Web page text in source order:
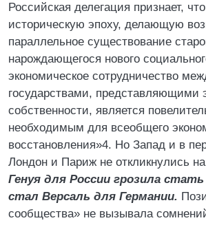
Российская делегация признает,
историческую эпоху, делающую
параллельное существование
нарождающегося нового
экономическое сотрудничество
государствами, представляющими
собственности, является
необходимым для всеобщего
восстановления»4. Но Запад и в
Лондон и Париж не откликнулись
Генуя для России грозила
стал Версаль для Германии.
сообщества» не вызывала